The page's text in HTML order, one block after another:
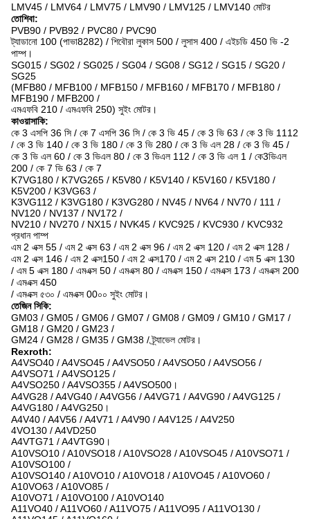
LMV45 / LMV64 / LMV75 / LMV90 / LMV125 / LMV140 মোটর
তোশিবা:
PVB90 / PVB92 / PVC80 / PVC90
ট্যাডানো 100 (পাভা8282) / শিবৌরা লুকাস 500 / লুসাস 400 / এইচডি 450 ভি -2
পাম্প।
SG015 / SG02 / SG025 / SG04 / SG08 / SG12 / SG15 / SG20 /
SG25
(MFB80 / MFB100 / MFB150 / MFB160 / MFB170 / MFB180 /
MFB190 / MFB200 /
এমএফবি 210 / এমএফবি 250) সুইং মোটর।
কাওয়াসাকি:
কে 3 এসপি 36 সি / কে 7 এসপি 36 সি / কে 3 ভি 45 / কে 3 ভি 63 / কে 3 ভি 1112
/ কে 3 ভি 140 / কে 3 ভি 180 / কে 3 ভি 280 / কে 3 ভি এল 28 / কে 3 ভি 45 /
কে 3 ভি এল 60 / কে 3 ভিএল 80 / কে 3 ভিএল 112 / কে 3 ভি এল 1 / কে3ভিএল
200 / কে 7 ভি 63 / কে 7
K7VG180 / K7VG265 / K5V80 / K5V140 / K5V160 / K5V180 /
K5V200 / K3VG63 /
K3VG112 / K3VG180 / K3VG280 / NV45 / NV64 / NV70 / 111 /
NV120 / NV137 / NV172 /
NV210 / NV270 / NX15 / NVK45 / KVC925 / KVC930 / KVC932
প্রধান পাম্প
এম 2 এক্স 55 / এম 2 এক্স 63 / এম 2 এক্স 96 / এম 2 এক্স 120 / এম 2 এক্স 128 /
এম 2 এক্স 146 / এম 2 এক্স150 / এম 2 এক্স170 / এম 2 এক্স 210 / এম 5 এক্স 130
/ এম 5 এক্স 180 / এমএক্স 50 / এমএক্স 80 / এমএক্স 150 / এমএক্স 173 / এমএক্স 200
/ এমএক্স 450
/ এমএক্স ৫৩০ / এমএক্স 00০০ সুইং মোটর।
তেজিন সিকি:
GM03 / GM05 / GM06 / GM07 / GM08 / GM09 / GM10 / GM17 /
GM18 / GM20 / GM23 /
GM24 / GM28 / GM35 / GM38 / ট্র্যাভেল মোটর।
Rexroth:
A4VSO40 / A4VSO45 / A4VSO50 / A4VSO50 / A4VSO56 /
A4VSO71 / A4VSO125 /
A4VSO250 / A4VSO355 / A4VSO500।
A4VG28 / A4VG40 / A4VG56 / A4VG71 / A4VG90 / A4VG125 /
A4VG180 / A4VG250।
A4V40 / A4V56 / A4V71 / A4V90 / A4V125 / A4V250
4VO130 / A4VD250
A4VTG71 / A4VTG90।
A10VSO10 / A10VSO18 / A10VSO28 / A10VSO45 / A10VSO71 /
A10VSO100 /
A10VSO140 / A10VO10 / A10VO18 / A10VO45 / A10VO60 /
A10VO63 / A10VO85 /
A10VO71 / A10VO100 / A10VO140
A11VO40 / A11VO60 / A11VO75 / A11VO95 / A11VO130 /